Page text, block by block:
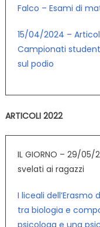
Falco – Esami di
15/04/2024 –
Campionati
sul podio
ARTICOLI 2022
IL GIORNO – 29/
svelati ai ragazzi
I liceali
tra biologia e
psicologa e una